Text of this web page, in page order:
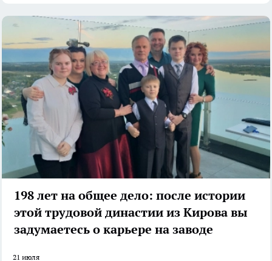
198 лет на общее дело: после истории
этой трудовой династии из Кирова вы
задумаетесь о карьере на заводе
21 июля